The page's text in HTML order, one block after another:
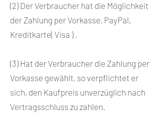
(2) Der Verbraucher hat die Möglichkeit
der Zahlung per Vorkasse, PayPal,
Kreditkarte( Visa ) .
(3) Hat der Verbraucher die Zahlung per
Vorkasse gewählt, so verpflichtet er
sich, den Kaufpreis unverzüglich nach
Vertragsschluss zu zahlen.